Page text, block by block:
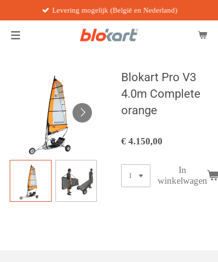
naar
Levering mogelijk (België en Nederland)
Blokart Pro V3
4.0m Complete
orange
€ 4.150,00
In
winkelwagen